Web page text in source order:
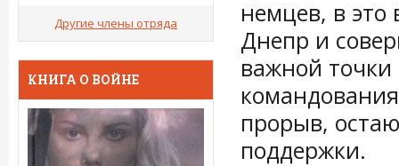
немцев, в
Днепр и
важной
прорыв,
поддержки.
Другие члены отряда
КНИГА О ВОЙНЕ